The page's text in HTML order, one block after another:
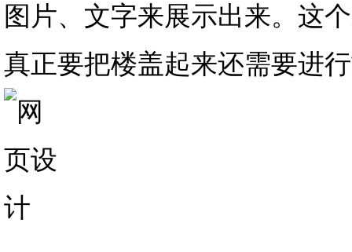
图片、文字来展示出来。这
真正要把楼盖起来还需要进